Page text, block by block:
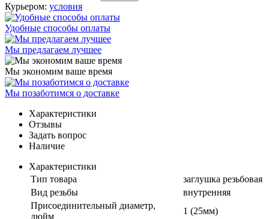
Курьером: условия
Удобные способы оплаты
Мы предлагаем лучшее
Мы экономим ваше время
Мы позаботимся о доставке
Характеристики
Отзывы
Задать вопрос
Наличие
Характеристики
Тип товара
заглушка резьбовая
Вид резьбы
внутренняя
Присоединительный диаметр,
дюйм
1 (25мм)